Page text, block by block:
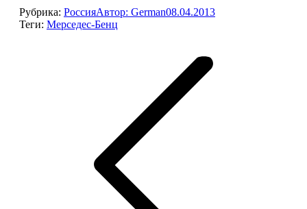
Рубрика: РоссияАвтор: German08.04.2013
Теги: Мерседес-Бенц